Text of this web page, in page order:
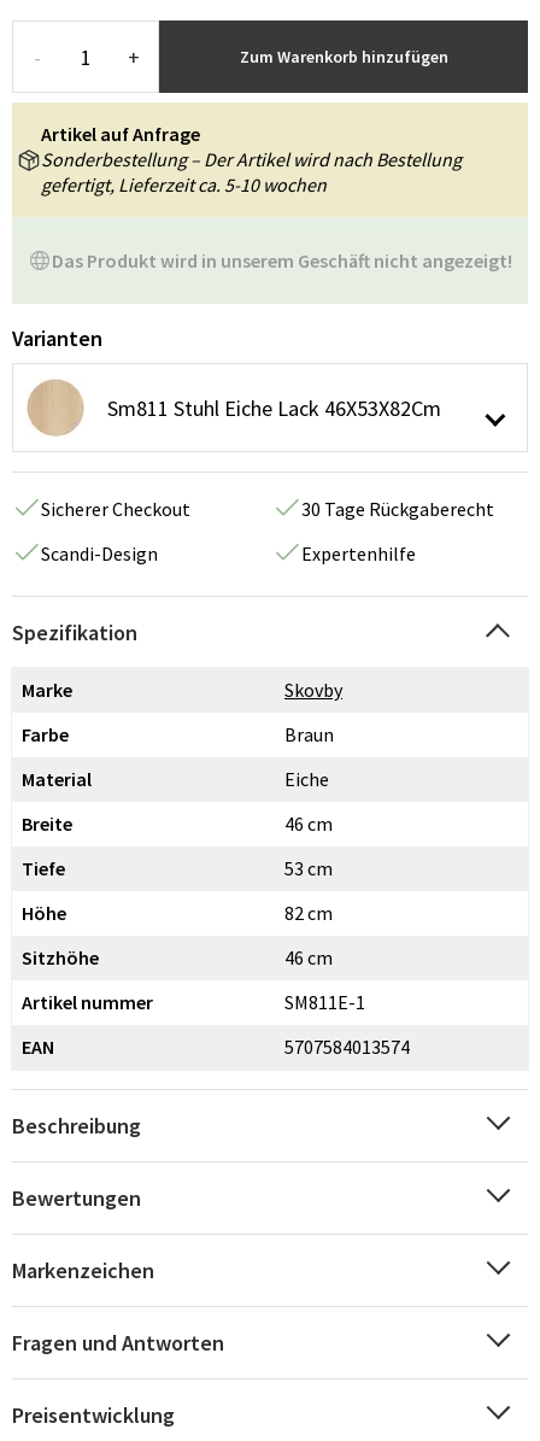
- + Zum Warenkorb hinzufügen
Das Produkt wird in unserem Geschäft nicht angezeigt!
Artikel auf Anfrage
Sonderbestellung – Der Artikel wird nach Bestellung
gefertigt, Lieferzeit ca. 5-10 wochen
Varianten
Sm811 Stuhl Eiche Lack 46X53X82Cm
Sicherer Checkout
30 Tage Rückgaberecht
Scandi-Design
Expertenhilfe
Spezifikation
Marke
Skovby
Farbe
Braun
Material
Eiche
Breite
46 cm
Tiefe
53 cm
Höhe
82 cm
Sitzhöhe
46 cm
Artikel nummer
SM811E-1
EAN
5707584013574
Beschreibung
Bewertungen
Markenzeichen
Fragen und Antworten
Preisentwicklung